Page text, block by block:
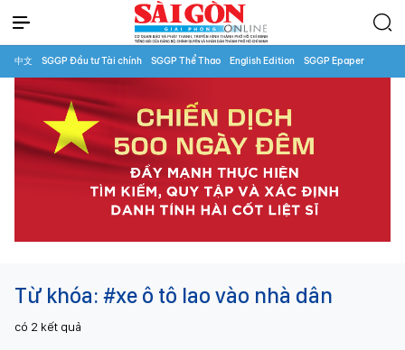
中文 SGGP Đầu tư Tài chính SGGP Thể Thao English Edition SGGP Epaper
Từ khóa: #xe ô tô lao vào nhà dân
có 2 kết quả